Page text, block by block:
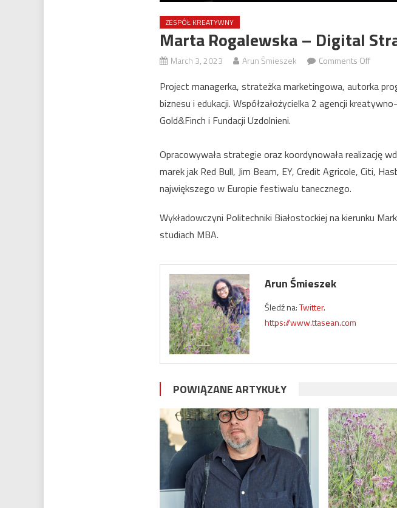
ZESPÓŁ KREATYWNY
Marta Rogalewska – Digital
March 3, 2023 Arun Śmieszek Comments Offon
–
Project managerka, strateżka marketingowa, autorka
biznesu i edukacji. Współzałożycielka 2 agencji
Gold&Finch i Fundacji Uzdolnieni.
Opracowywała strategie oraz koordynowała realizację
marek jak Red Bull, Jim Beam, EY, Credit Agricole, Citi,
największego w Europie festiwalu tanecznego.
Wykładowczyni Politechniki Białostockiej na kierunku
studiach MBA.
Arun Śmieszek
Śledź na:Twitter.
https://www.ttasean.com
POWIĄZANE ARTYKUŁY